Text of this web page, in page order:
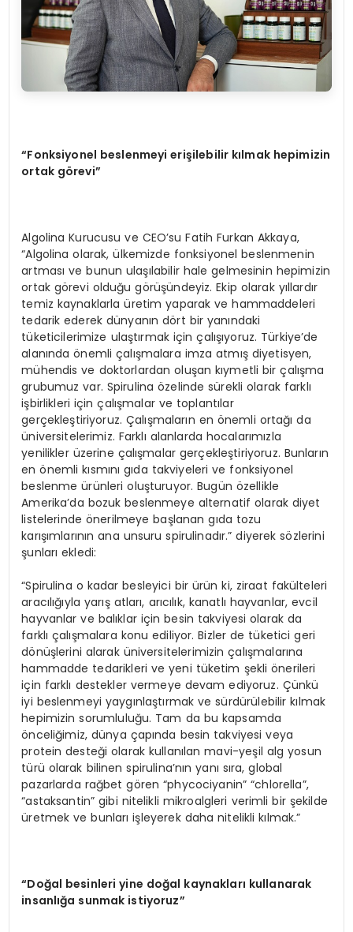
“Fonksiyonel beslenmeyi erişilebilir kılmak hepimizin
ortak görevi”
Algolina Kurucusu ve CEO’su Fatih Furkan Akkaya,
“Algolina olarak, ülkemizde fonksiyonel beslenmenin
artması ve bunun ulaşılabilir hale gelmesinin hepimizin
ortak görevi olduğu görüşündeyiz. Ekip olarak yıllardır
temiz kaynaklarla üretim yaparak ve hammaddeleri
tedarik ederek dünyanın dört bir yanındaki
tüketicilerimize ulaştırmak için çalışıyoruz. Türkiye’de
alanında önemli çalışmalara imza atmış diyetisyen,
mühendis ve doktorlardan oluşan kıymetli bir çalışma
grubumuz var. Spirulina özelinde sürekli olarak farklı
işbirlikleri için çalışmalar ve toplantılar
gerçekleştiriyoruz. Çalışmaların en önemli ortağı da
üniversitelerimiz. Farklı alanlarda hocalarımızla
yenilikler üzerine çalışmalar gerçekleştiriyoruz. Bunların
en önemli kısmını gıda takviyeleri ve fonksiyonel
beslenme ürünleri oluşturuyor. Bugün özellikle
Amerika’da bozuk beslenmeye alternatif olarak diyet
listelerinde önerilmeye başlanan gıda tozu
karışımlarının ana unsuru spirulinadır.” diyerek sözlerini
şunları ekledi:
“Spirulina o kadar besleyici bir ürün ki, ziraat fakülteleri
aracılığıyla yarış atları, arıcılık, kanatlı hayvanlar, evcil
hayvanlar ve balıklar için besin takviyesi olarak da
farklı çalışmalara konu ediliyor. Bizler de tüketici geri
dönüşlerini alarak üniversitelerimizin çalışmalarına
hammadde tedarikleri ve yeni tüketim şekli önerileri
için farklı destekler vermeye devam ediyoruz. Çünkü
iyi beslenmeyi yaygınlaştırmak ve sürdürülebilir kılmak
hepimizin sorumluluğu. Tam da bu kapsamda
önceliğimiz, dünya çapında besin takviyesi veya
protein desteği olarak kullanılan mavi-yeşil alg yosun
türü olarak bilinen spirulina’nın yanı sıra, global
pazarlarda rağbet gören “phycociyanin” “chlorella”,
“astaksantin” gibi nitelikli mikroalgleri verimli bir şekilde
üretmek ve bunları işleyerek daha nitelikli kılmak.”
“Doğal besinleri yine doğal kaynakları kullanarak
insanlığa sunmak istiyoruz”